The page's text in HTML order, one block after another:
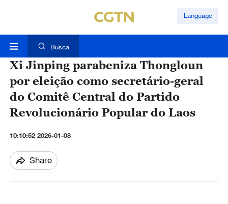
Language
Busca
Xi Jinping parabeniza Thongloun
por eleição como secretário-geral
do Comitê Central do Partido
Revolucionário Popular do Laos
10:10:52 2026-01-08
Share